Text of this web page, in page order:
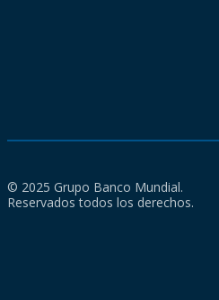
© 2025 Grupo Banco Mundial.
Reservados todos los derechos.